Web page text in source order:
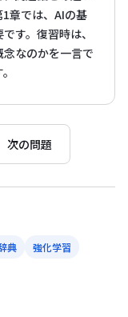
章では、AIの基
す。復習時は、
なのかを一言で
次の問題
典
強化学習